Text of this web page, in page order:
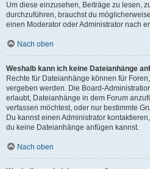
Um diese einzusehen, Beiträge zu lesen,
durchzuführen, brauchst du
einen Moderator oder Administrator nach
Nach oben
Weshalb kann ich keine Dateianhänge
Rechte für Dateianhänge können für
vergeben werden. Die Board-
erlaubt, Dateianhänge in dem Forum
verfassen möchtest, oder nur bestimmte
Du kannst einen Administrator
du keine Dateianhänge anfügen kannst.
Nach oben